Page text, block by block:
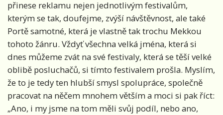
přinese reklamu nejen jednotlivým festivalům,
kterým se tak, doufejme, zvýší návštěvnost, ale také
Portě samotné, která je vlastně tak trochu Mekkou
tohoto žánru. Vždyť všechna velká jména, která si
dnes můžeme zvát na své festivaly, která se těší velké
oblibě posluchačů, si tímto festivalem prošla. Myslím,
že to je tedy ten hlubší smysl spolupráce, společně
pracovat na něčem mnohem větším a moci si pak říct:
„Ano, i my jsme na tom měli svůj podíl, nebo ano,